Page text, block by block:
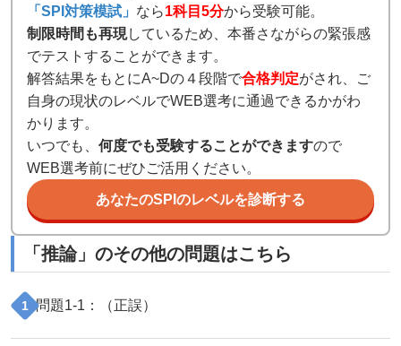
「SPI対策模試」 なら1科目5分から受験可能。
制限時間も再現しているため、本番さながらの緊張感
でテストすることができます。
解答結果をもとにA~Dの４段階で合格判定がされ、ご
自身の現状のレベルでWEB選考に通過できるかがわ
かります。
いつでも、 何度でも受験することができますので
WEB選考前にぜひご活用ください。
あなたのSPIのレベルを診断する
「 推論」のその他の問題はこちら
1 問題1-1 ：（正誤）